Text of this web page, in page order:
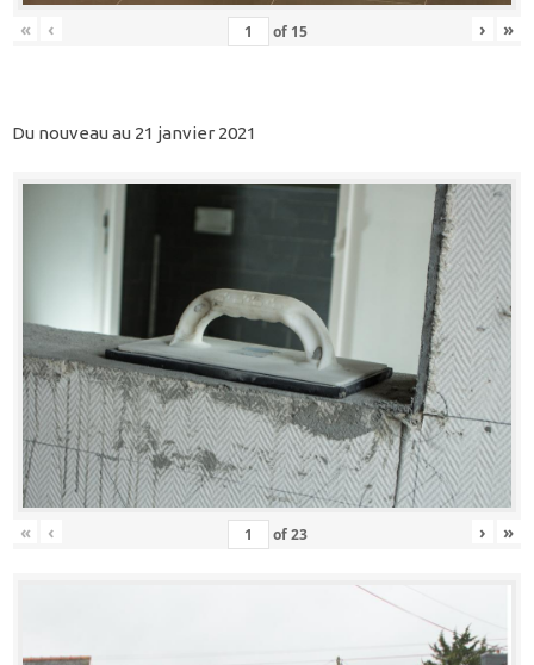
« ‹ of 15 › »
Du nouveau au 21 janvier 2021
« ‹ of23 › »